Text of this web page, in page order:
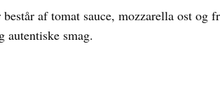
af tomat sauce, mozzarella ost
autentiske smag.